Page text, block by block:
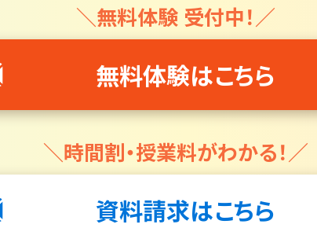
＼無料体験 受付中！／
無料体験はこちら
＼時間割・授業料がわかる！／
資料請求はこちら